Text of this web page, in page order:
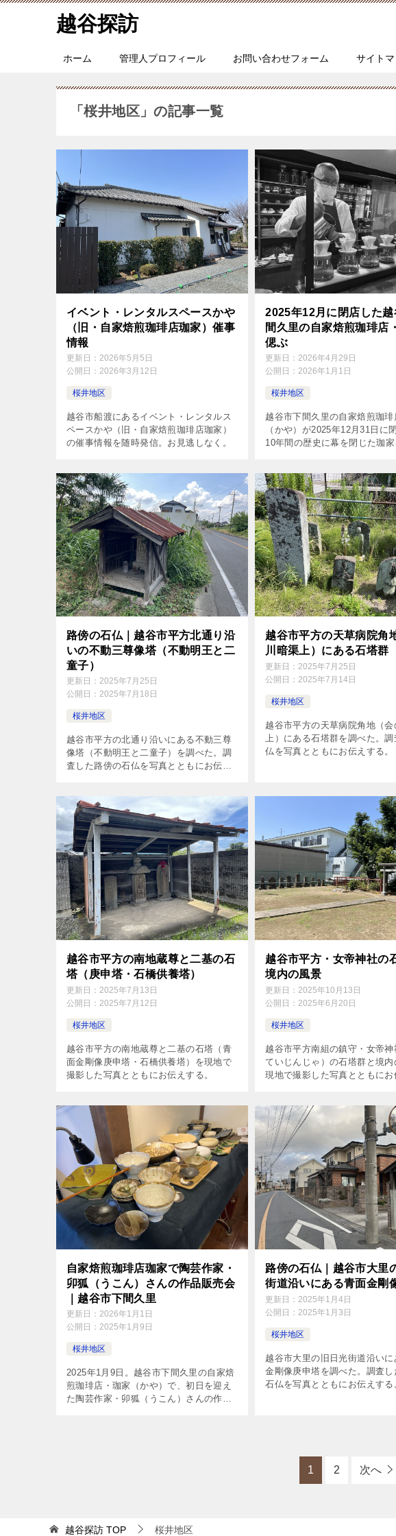
越谷探訪
ホーム 管理人プロフィール お問い合わせフォーム サイト
「桜井地区」の記事一覧
イベント・レンタルスペースかや
（旧・自家焙煎珈琲店珈家）催事
情報
更新日： 2026年5月5日
公開日： 2026年3月12日
桜井地区
越谷市船渡にあるイベント・レンタルス
ペースかや（旧・自家焙煎珈琲店珈家）
の催事情報を随時発信。お見逃しなく。
2025年12月に閉店した
間久里の自家焙煎珈琲店
偲ぶ
更新日： 2026年4月29日
公開日： 2026年1月1日
桜井地区
越谷市下間久里の自家焙煎珈琲
（かや）が2025年12月31日に
10年間の歴史に幕を閉じた珈家
路傍の石仏｜越谷市平方北通り沿
いの不動三尊像塔（不動明王と二
童子）
更新日： 2025年7月25日
公開日： 2025年7月18日
桜井地区
越谷市平方の北通り沿いにある不動三尊
像塔（不動明王と二童子）を調べた。調
査した路傍の石仏を写真とともにお伝え
越谷市平方の天草病院角
川暗渠上）にある石塔群
更新日：2025年7月25日
公開日：2025年7月14日
桜井地区
越谷市平方の天草病院角地（
上）にある石塔群を調べた。調
仏を写真とともにお伝えする。
越谷市平方の南地蔵尊と二基の石
塔（庚申塔・石橋供養塔）
更新日： 2025年7月13日
公開日： 2025年7月12日
桜井地区
越谷市平方の南地蔵尊と二基の石塔（青
面金剛像庚申塔・石橋供養塔）を現地で
撮影した写真とともにお伝えする。
越谷市平方・女帝神社の
境内の風景
更新日：2025年10月13日
公開日：2025年6月20日
桜井地区
越谷市平方南組の鎮守・女帝神
ていじんじゃ）の石塔群と境内
現地で撮影した写真とともにお
自家焙煎珈琲店珈家で陶芸作家・
卯狐（うこん）さんの作品販売会
｜越谷市下間久里
更新日： 2026年1月1日
公開日： 2025年1月9日
桜井地区
2025年1月9日。越谷市下間久里の自家焙
煎珈琲店・珈家（かや）で、初日を迎え
た陶芸作家・卯狐（うこん）さんの作品
路傍の石仏｜越谷市大里
街道沿いにある青面金剛
更新日： 2025年1月4日
公開日： 2025年1月3日
桜井地区
越谷市大里の旧日光街道沿い
金剛像庚申塔を調べた。調査し
石仏を写真とともにお伝えする
1 2 次へ
越谷探訪 TOP 桜井地区